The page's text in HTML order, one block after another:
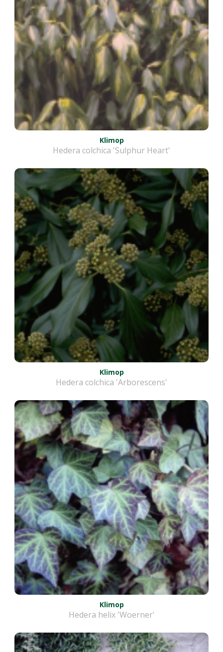
Klimop
Hedera colchica 'Sulphur Heart'
Klimop
Hedera colchica 'Arborescens'
Klimop
Hedera helix 'Woerner'